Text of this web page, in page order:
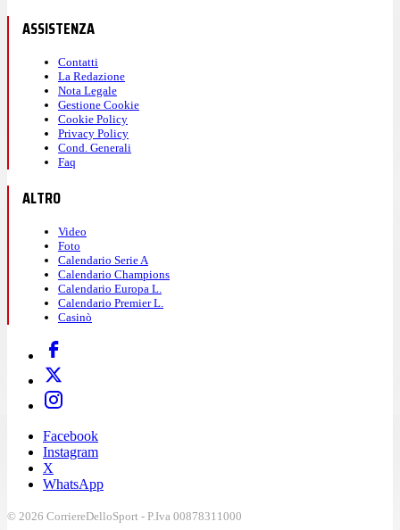
ASSISTENZA
Contatti
La Redazione
Nota Legale
Gestione Cookie
Cookie Policy
Privacy Policy
Cond. Generali
Faq
ALTRO
Video
Foto
Calendario Serie A
Calendario Champions
Calendario Europa L.
Calendario Premier L.
Casinò
Facebook
Instagram
X
WhatsApp
© 2026 CorriereDelloSport - P.Iva 00878311000